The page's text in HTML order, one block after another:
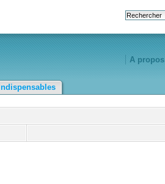
A propos
Indispensables